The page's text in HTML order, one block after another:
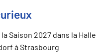
Saison 2027 dans la Halle
à Strasbourg